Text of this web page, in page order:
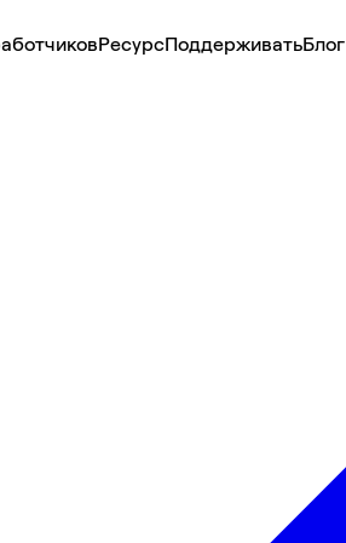
РесурсПоддерживатьБлог